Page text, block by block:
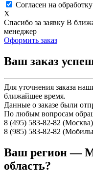
Согласен на
X
Спасибо за заявку В
менеджер
Оформить заказ
Ваш заказ
Для уточнения заказа
ближайшее время.
Данные о заказе были
По любым вопросам
8 (495) 583-82-82
8 (985) 583-82-82
Ваш регион —
область?